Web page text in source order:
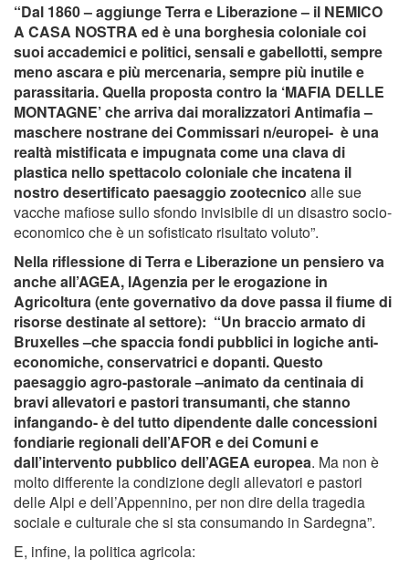
“Dal 1860 – aggiunge Terra e Liberazione – il NEMICO
A CASA NOSTRA ed è una borghesia coloniale coi
suoi accademici e politici, sensali e gabellotti, sempre
meno ascara e più mercenaria, sempre più inutile e
parassitaria.Quella proposta contro la ‘MAFIA DELLE
MONTAGNE’ che arriva dai moralizzatori Antimafia –
maschere nostrane dei Commissari n/europei- è una
realtà mistificata e impugnata come una clava di
plastica nello spettacolo coloniale che incatena il
nostro desertificato paesaggio zootecnico alle sue
vacche mafiose sullo sfondo invisibile di un disastro socio-
economico che è un sofisticato risultato voluto”.
Nella riflessione di Terra e Liberazione un pensiero va
anche all’AGEA, lAgenzia per le erogazione in
Agricoltura (ente governativo da dove passa il fiume di
risorse destinate al settore): “Un braccio armato di
Bruxelles –che spaccia fondi pubblici in logiche anti-
economiche, conservatrici e dopanti. Questo
paesaggio agro-pastorale –animato da centinaia di
bravi allevatori e pastori transumanti, che stanno
infangando- è del tutto dipendente dalle concessioni
fondiarie regionali dell’AFOR e dei Comuni e
dall’intervento pubblico dell’AGEA europea. Ma non è
molto differente la condizione degli allevatori e pastori
delle Alpi e dell’Appennino, per non dire della tragedia
sociale e culturale che si sta consumando in Sardegna”.
E, infine, la politica agricola: